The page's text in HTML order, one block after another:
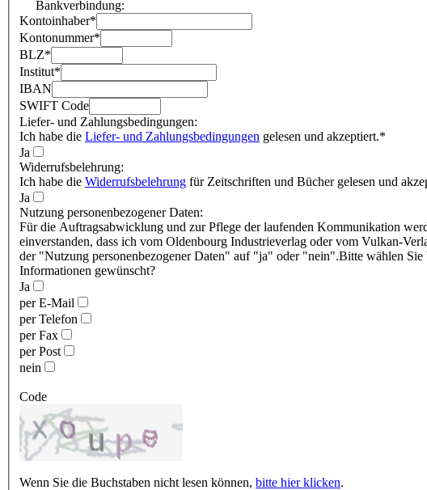
Bankverbindung:
Kontoinhaber*
Kontonummer*
BLZ*
Institut*
IBAN
SWIFT Code
Liefer- und Zahlungsbedingungen:
Ich habe die Liefer- und Zahlungsbedingungen gelesen und akzeptiert.*
Ja
Widerrufsbelehrung:
Ich habe die Widerrufsbelehrung für Zeitschriften und Bücher gelesen und
Ja
Nutzung personenbezogener Daten:
Für die Auftragsabwicklung und zur Pflege der laufenden Kommunikation
einverstanden, dass ich vom Oldenbourg Industrieverlag oder vom Vulkan-
der "Nutzung personenbezogener Daten" auf "ja" oder "nein".Bitte wählen
Informationen gewünscht?
Ja
per E-Mail
per Telefon
per Fax
per Post
nein
Code
Wenn Sie die Buchstaben nicht lesen können, bitte hier klicken.